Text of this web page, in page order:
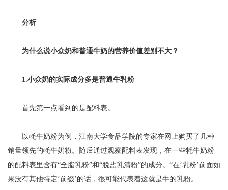
分析
为什么说小众奶和普通牛奶的营养价值差别不大？
1.小众奶的实际成分多是普通牛乳粉
首先第一点看到的是配料表。
以牦牛奶粉为例，江南大学食品学院的专家在网上购买了几种
销量领先的牦牛奶粉。随后通过观察配料表发现，在一些牦牛奶粉
的配料表里含有“全脂乳粉”和“脱盐乳清粉”的成分。“在‘乳粉’前面如
果没有其他特定‘前缀’的话，很可能代表着这就是牛的乳粉。